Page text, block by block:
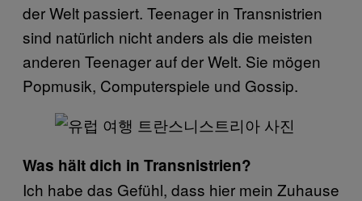
der Welt passiert. Teenager in Transnistrien
sind natürlich nicht anders als die meisten
anderen Teenager auf der Welt. Sie mögen
Popmusik, Computerspiele und Gossip.
Was hält dich in Transnistrien?
Ich habe das Gefühl, dass hier mein Zuhause